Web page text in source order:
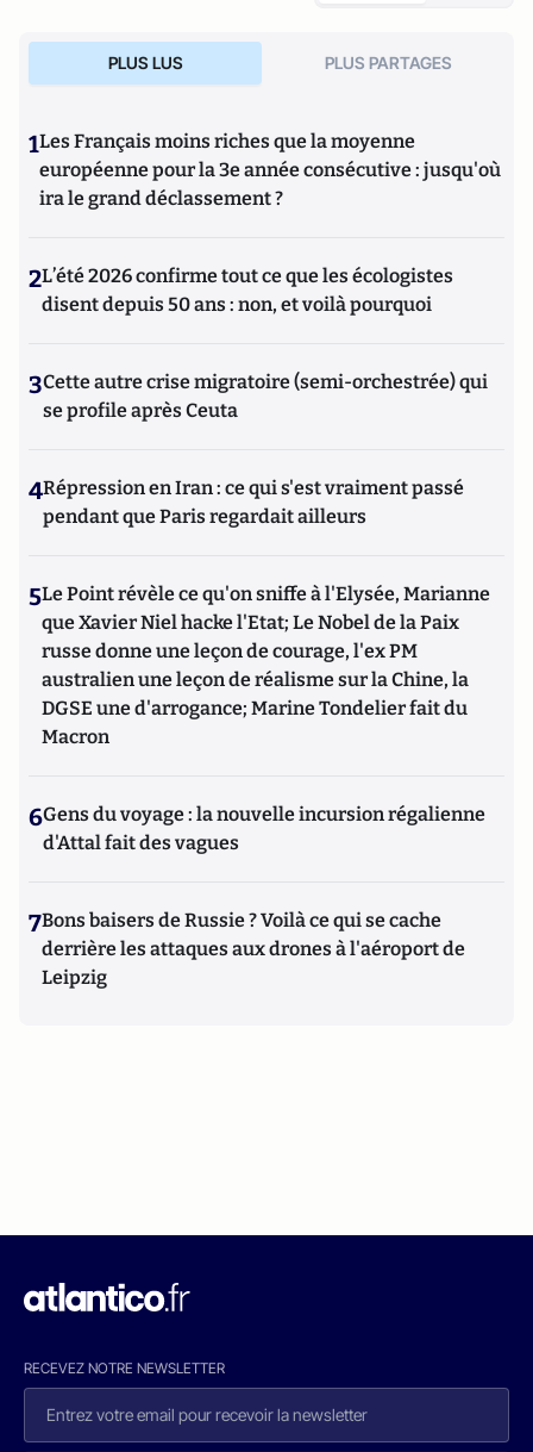
PLUS LUS PLUS PARTAGES
1Les Français moins riches que la moyenne
européenne pour la 3e année consécutive : jusqu'où
ira le grand déclassement ?
2L’été 2026 confirme tout ce que les écologistes
disent depuis 50 ans : non, et voilà pourquoi
3Cette autre crise migratoire (semi-orchestrée) qui
se profile après Ceuta
4Répression en Iran : ce qui s'est vraiment passé
pendant que Paris regardait ailleurs
5Le Point révèle ce qu'on sniffe à l'Elysée, Marianne
que Xavier Niel hacke l'Etat; Le Nobel de la Paix
russe donne une leçon de courage, l'ex PM
australien une leçon de réalisme sur la Chine, la
DGSE une d'arrogance; Marine Tondelier fait du
Macron
6Gens du voyage : la nouvelle incursion régalienne
d'Attal fait des vagues
7Bons baisers de Russie ? Voilà ce qui se cache
derrière les attaques aux drones à l'aéroport de
Leipzig
RECEVEZ NOTRE NEWSLETTER